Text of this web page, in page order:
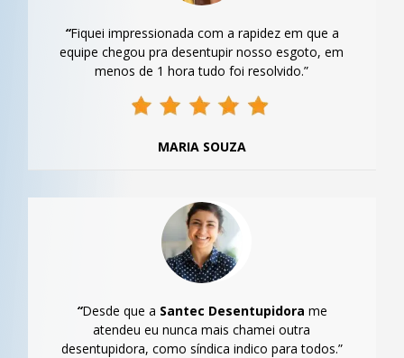
“Fiquei impressionada com a rapidez em que a
equipe chegou pra desentupir nosso esgoto, em
menos de 1 hora tudo foi resolvido.”
MARIA SOUZA
“Desde que a Santec Desentupidora me
atendeu eu nunca mais chamei outra
desentupidora, como síndica indico para todos.”